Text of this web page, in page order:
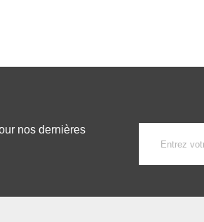
nos dernières